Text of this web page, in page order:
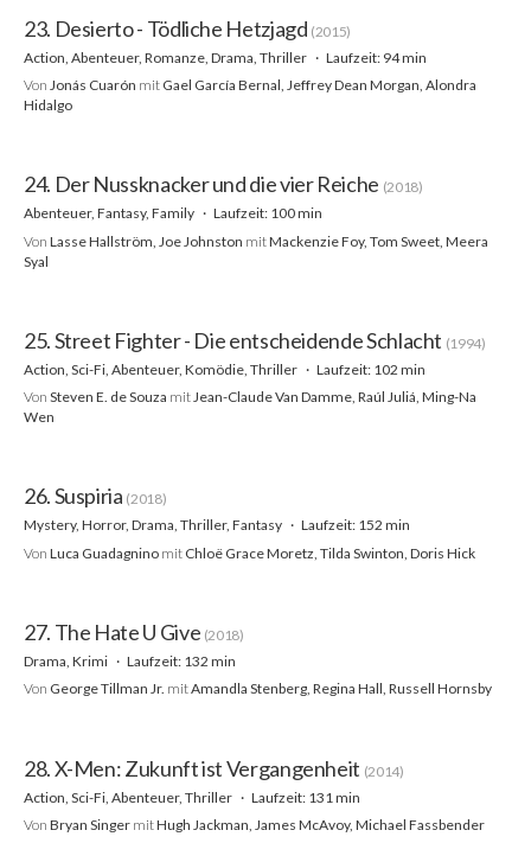
23. Desierto - Tödliche Hetzjagd (2015)
Action, Abenteuer, Romanze, Drama, Thriller
Laufzeit: 94 min
Von Jonás Cuarón mit Gael García Bernal, Jeffrey Dean Morgan, Alondra
Hidalgo
24. Der Nussknacker und die vier Reiche (2018)
Abenteuer, Fantasy, Family
Laufzeit: 100 min
Von Lasse Hallström, Joe Johnston mitMackenzie Foy, Tom Sweet, Meera
Syal
25. Street Fighter - Die entscheidende Schlacht (1994)
Action, Sci-Fi, Abenteuer, Komödie, Thriller
Laufzeit: 102 min
Von Steven E. de Souza mitJean-Claude Van Damme, Raúl Juliá, Ming-Na
Wen
26. Suspiria (2018)
Mystery, Horror, Drama, Thriller, Fantasy
Laufzeit: 152 min
Von Luca Guadagnino mit Chloë Grace Moretz, Tilda Swinton, Doris Hick
27. The Hate U Give (2018)
Drama, Krimi
Laufzeit: 132 min
Von George Tillman Jr. mitAmandla Stenberg, Regina Hall, Russell Hornsby
28. X-Men: Zukunft ist Vergangenheit (2014)
Action, Sci-Fi, Abenteuer, Thriller
Laufzeit: 131 min
Von Bryan Singer mitHugh Jackman, James McAvoy, Michael Fassbender